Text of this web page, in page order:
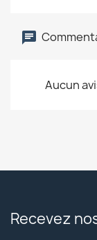
Aucun
Recevez